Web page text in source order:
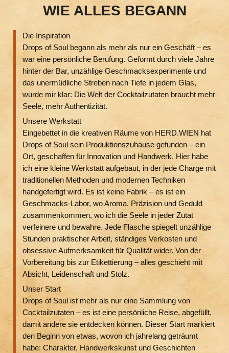
WIE ALLES BEGANN
Die Inspiration
Drops of Soul begann als mehr als nur ein Geschäft – es
war eine persönliche Berufung. Geformt durch viele Jahre
hinter der Bar, unzählige Geschmacksexperimente und
das unermüdliche Streben nach Tiefe in jedem Glas,
wurde mir klar: Die Welt der Cocktailzutaten braucht mehr
Seele, mehr Authentizität.
Unsere Werkstatt
Eingebettet in die kreativen Räume von HERD.WIEN hat
Drops of Soul sein Produktionszuhause gefunden – ein
Ort, geschaffen für Innovation und Handwerk. Hier habe
ich eine kleine Werkstatt aufgebaut, in der jede Charge mit
traditionellen Methoden und modernen Techniken
handgefertigt wird. Es ist keine Fabrik – es ist ein
Geschmacks-Labor, wo Aroma, Präzision und Geduld
zusammenkommen, wo ich die Seele in jeder Zutat
verfeinere und bewahre. Jede Flasche spiegelt unzählige
Stunden praktischer Arbeit, ständiges Verkosten und
obsessive Aufmerksamkeit für Qualität wider. Von der
Vorbereitung bis zur Etikettierung – alles geschieht mit
Absicht, Leidenschaft und Stolz.
Unser Start
Drops of Soul ist mehr als nur eine Sammlung von
Cocktailzutaten – es ist eine persönliche Reise, abgefüllt,
damit andere sie entdecken können. Dieser Start markiert
den Beginn von etwas, wovon ich jahrelang geträumt
habe: Charakter, Handwerkskunst und Geschichten